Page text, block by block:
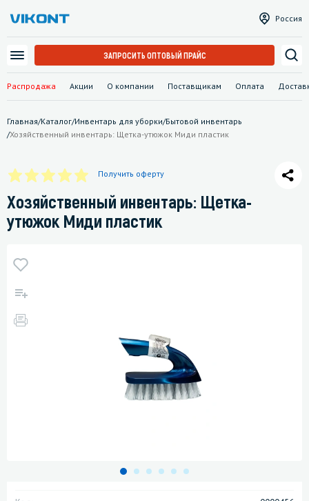
Распродажа Акции О компании Поставщикам Оплата
Россия
ЗАПРОСИТЬ ОПТОВЫЙ ПРАЙС
Главная/Каталог/Инвентарь для уборки/Бытовой инвентарь
/Хозяйственный инвентарь: Щетка-утюжок Миди пластик
Получить оферту
Хозяйственный инвентарь: Щетка-
утюжок Миди пластик